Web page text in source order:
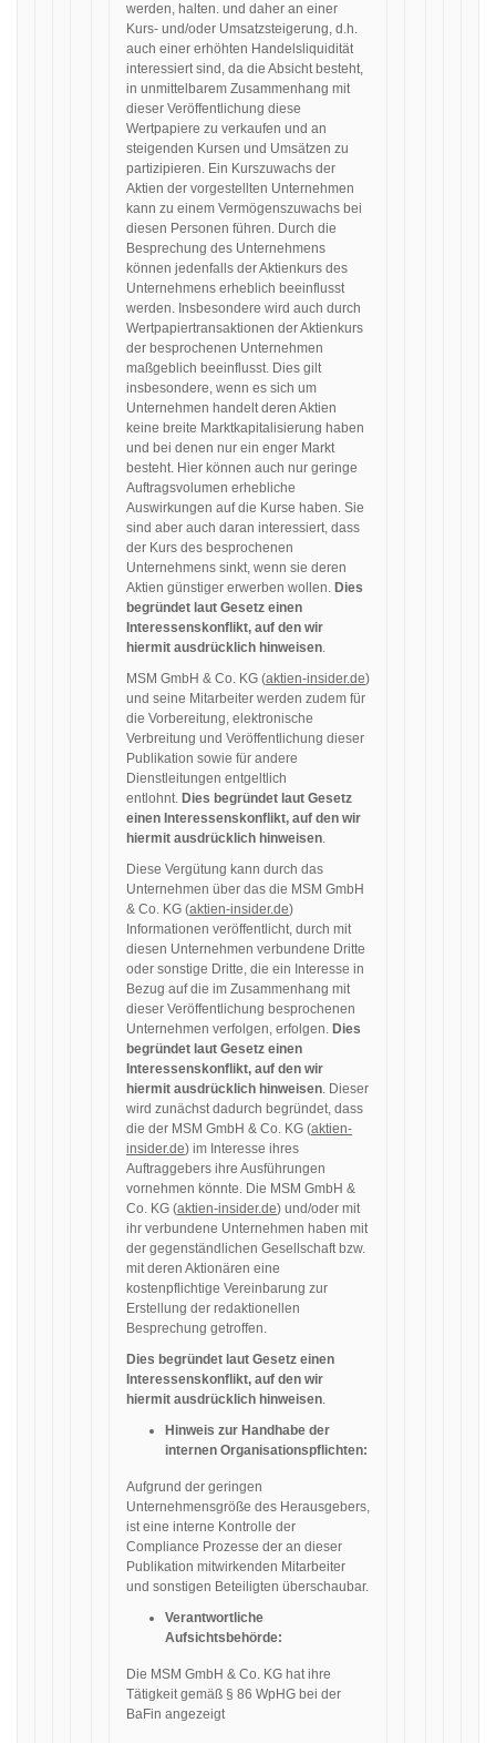
werden, halten. und daher an einer
Kurs- und/oder Umsatzsteigerung, d.h.
auch einer erhöhten Handelsliquidität
interessiert sind, da die Absicht besteht,
in unmittelbarem Zusammenhang mit
dieser Veröffentlichung diese
Wertpapiere zu verkaufen und an
steigenden Kursen und Umsätzen zu
partizipieren. Ein Kurszuwachs der
Aktien der vorgestellten Unternehmen
kann zu einem Vermögenszuwachs bei
diesen Personen führen. Durch die
Besprechung des Unternehmens
können jedenfalls der Aktienkurs des
Unternehmens erheblich beeinflusst
werden. Insbesondere wird auch durch
Wertpapiertransaktionen der Aktienkurs
der besprochenen Unternehmen
maßgeblich beeinflusst. Dies gilt
insbesondere, wenn es sich um
Unternehmen handelt deren Aktien
keine breite Marktkapitalisierung haben
und bei denen nur ein enger Markt
besteht. Hier können auch nur geringe
Auftragsvolumen erhebliche
Auswirkungen auf die Kurse haben. Sie
sind aber auch daran interessiert, dass
der Kurs des besprochenen
Unternehmens sinkt, wenn sie deren
Aktien günstiger erwerben wollen. Dies
begründet laut Gesetz einen
Interessenskonflikt, auf den wir
hiermit ausdrücklich hinweisen.
MSM GmbH & Co. KG (aktien-insider.de)
und seine Mitarbeiter werden zudem für
die Vorbereitung, elektronische
Verbreitung und Veröffentlichung dieser
Publikation sowie für andere
Dienstleitungen entgeltlich
entlohnt. Dies begründet laut Gesetz
einen Interessenskonflikt, auf den wir
hiermit ausdrücklich hinweisen.
Diese Vergütung kann durch das
Unternehmen über das die MSM GmbH
& Co. KG (aktien-insider.de)
Informationen veröffentlicht, durch mit
diesen Unternehmen verbundene Dritte
oder sonstige Dritte, die ein Interesse in
Bezug auf die im Zusammenhang mit
dieser Veröffentlichung besprochenen
Unternehmen verfolgen, erfolgen. Dies
begründet laut Gesetz einen
Interessenskonflikt, auf den wir
hiermit ausdrücklich hinweisen. Dieser
wird zunächst dadurch begründet, dass
die der MSM GmbH & Co. KG (aktien-
insider.de) im Interesse ihres
Auftraggebers ihre Ausführungen
vornehmen könnte. Die MSM GmbH &
Co. KG (aktien-insider.de) und/oder mit
ihr verbundene Unternehmen haben mit
der gegenständlichen Gesellschaft bzw.
mit deren Aktionären eine
kostenpflichtige Vereinbarung zur
Erstellung der redaktionellen
Besprechung getroffen.
Dies begründet laut Gesetz einen
Interessenskonflikt, auf den wir
hiermit ausdrücklich hinweisen.
Hinweis zur Handhabe der
internen Organisationspflichten:
Aufgrund der geringen
Unternehmensgröße des Herausgebers,
ist eine interne Kontrolle der
Compliance Prozesse der an dieser
Publikation mitwirkenden Mitarbeiter
und sonstigen Beteiligten überschaubar.
Verantwortliche
Aufsichtsbehörde:
Die MSM GmbH & Co. KG hat ihre
Tätigkeit gemäß § 86 WpHG bei der
BaFin angezeigt